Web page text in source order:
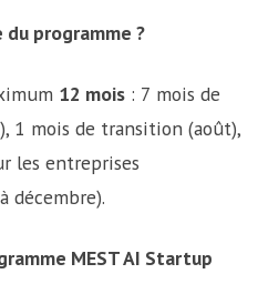
programme ?
12 mois : 7 mois de
1 mois de transition (août),
les entreprises
décembre).
MEST AI Startup